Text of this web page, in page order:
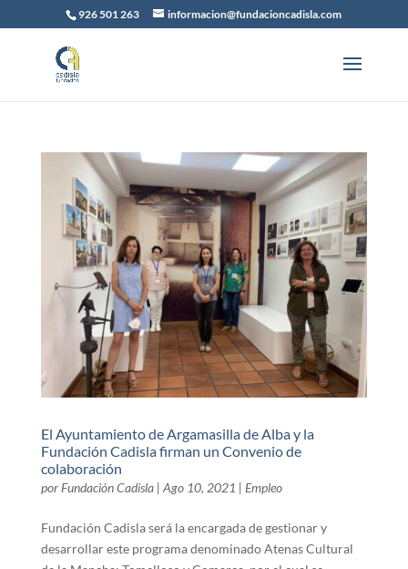
926 501 263 informacion@fundacioncadisla.com
El Ayuntamiento de Argamasilla de Alba y la
Fundación Cadisla firman un Convenio de
colaboración
por Fundación Cadisla| Ago 10, 2021 | Empleo
Fundación Cadisla será la encargada de gestionar y
desarrollar este programa denominado Atenas Cultural